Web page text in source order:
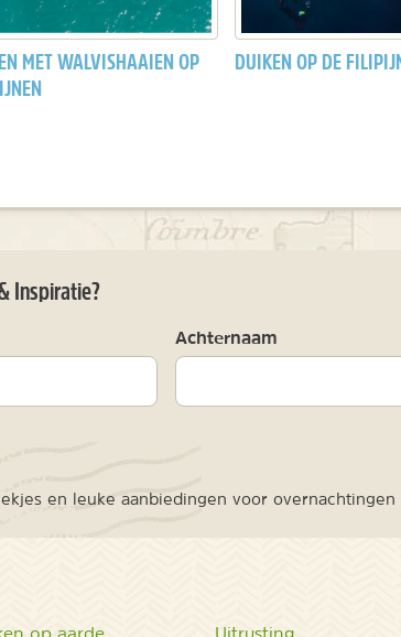
MET WALVISHAAIEN OP
DUIKEN OP DE
Inspiratie?
Achternaam
en leuke aanbiedingen voor
op aarde Uitrusting